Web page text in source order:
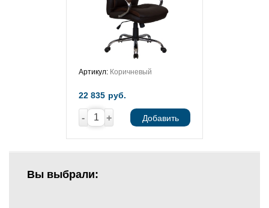
Артикул: Коричневый
22 835 руб.
- + Добавить
Вы выбрали: